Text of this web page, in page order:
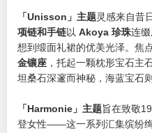
「Unisson」主题灵感来自昔
项链和手链以 Akoya 珍珠连
想到缎面礼裙的优美光泽。焦
金镶座 ，托起一颗枕形宝石主
坦桑石深邃而神秘，海蓝宝石
「Harmonie」主题旨在致敬
登女性——这一系列汇集缤纷